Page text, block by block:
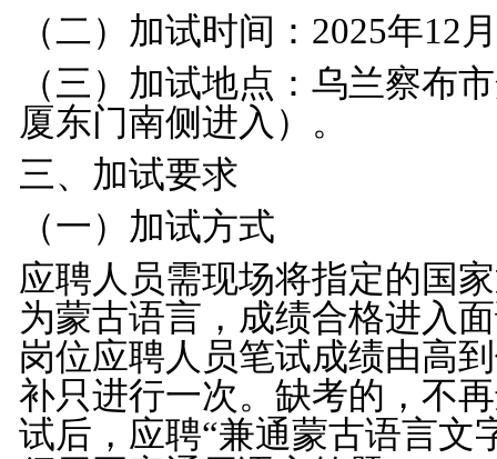
（二）加试时间： 2025年12 月
（三）加试地点：乌兰察布
厦东门南侧进入）。
三、加试要求
（一）加试方式
应聘人员需现场将指定的国
为蒙古语言，成绩合格进入
岗位应聘人员笔试成绩由高
补只进行一次。缺考的，不
试后，应聘“兼通蒙古语言文